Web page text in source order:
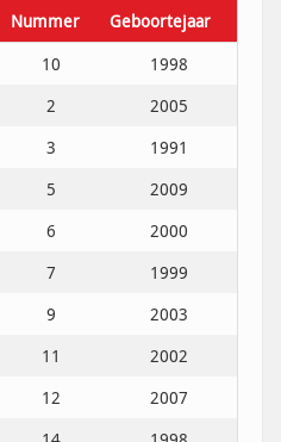
Nummer
Geboortejaar
10
1998
2
2005
3
1991
5
2009
6
2000
7
1999
9
​2003
11
2002
12
2007